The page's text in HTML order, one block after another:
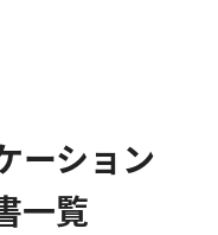
ーション
一覧